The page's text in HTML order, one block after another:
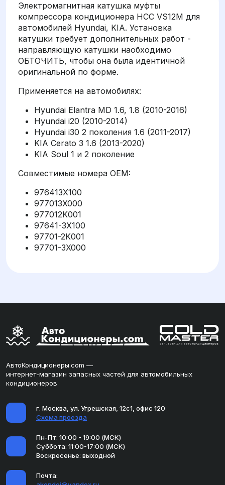
Электромагнитная катушка муфты
компрессора кондиционера HCC VS12M для
автомобилей Hyundai, KIA. Установка
катушки требует дополнительных работ -
направляющую катушки наобходимо
ОБТОЧИТЬ, чтобы она была идентичной
оригинальной по форме.
Применяется на автомобилях:
Hyundai Elantra MD 1.6, 1.8 (2010-2016)
Hyundai i20 (2010-2014)
Hyundai i30 2 поколения 1.6 (2011-2017)
KIA Cerato 3 1.6 (2013-2020)
KIA Soul 1 и 2 поколение
Совместимые номера OEM:
976413X100
977013X000
977012K001
97641-3X100
97701-2K001
97701-3X000
АвтоКондиционеры.com —
интернет-магазин запасных частей для автомобильных
кондиционеров
г. Москва, ул. Угрешская, 12с1, офис 120
Схема проезда
Пн-Пт: 10:00 - 19:00 (МСК)
Суббота: 11:00-17:00 (МСК)
Воскресенье: выходной
Почта: